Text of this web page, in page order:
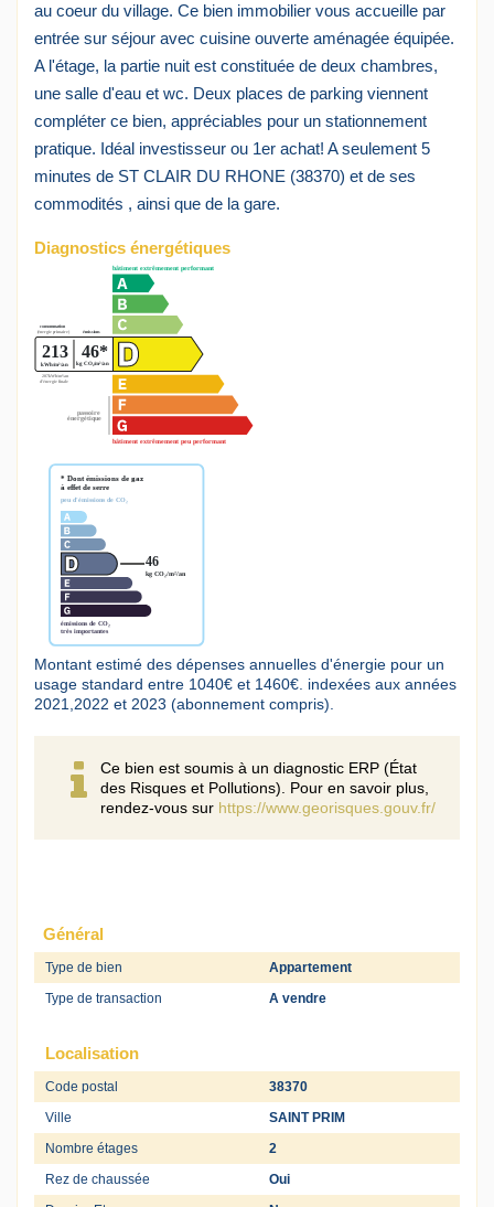
au coeur du village. Ce bien immobilier vous accueille par
entrée sur séjour avec cuisine ouverte aménagée équipée.
A l'étage, la partie nuit est constituée de deux chambres,
une salle d'eau et wc. Deux places de parking viennent
compléter ce bien, appréciables pour un stationnement
pratique. Idéal investisseur ou 1er achat! A seulement 5
minutes de ST CLAIR DU RHONE (38370) et de ses
commodités , ainsi que de la gare.
Diagnostics énergétiques
Montant estimé des dépenses annuelles d'énergie pour un
usage standard entre 1040€ et 1460€. indexées aux années
2021,2022 et 2023 (abonnement compris).
Ce bien est soumis à un diagnostic ERP (État
des Risques et Pollutions). Pour en savoir plus,
rendez-vous sur https://www.georisques.gouv.fr/
Général
Type de bien
Appartement
Type de transaction
A vendre
Localisation
Code postal
38370
Ville
SAINT PRIM
Nombre étages
2
Rez de chaussée
Oui